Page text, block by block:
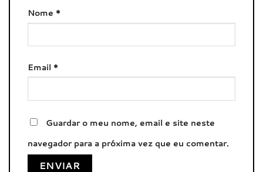
Nome *
Email *
Guardar o meu nome, email e site neste
navegador para a próxima vez que eu comentar.